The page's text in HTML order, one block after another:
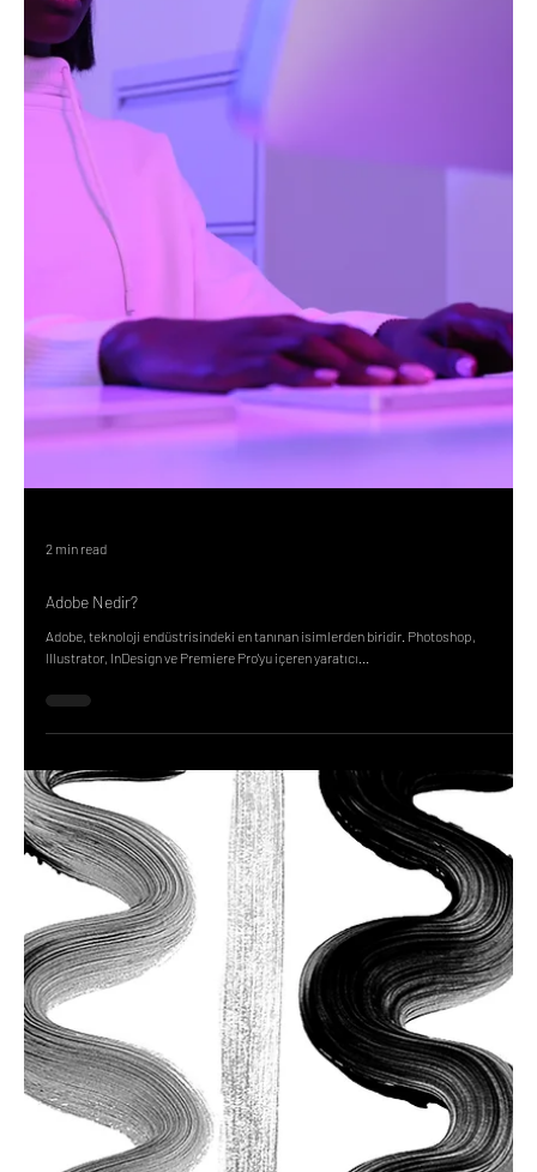
Markalaşma Nedir?
Markalaşma, büyüklüğü veya sektörü ne olursa olsun başarılı bir işletmenin temel
bir yönüdür. Bir marka, bir şirketin hedef kitlesine...
2 min read
Adobe Nedir?
Adobe, teknoloji endüstrisindeki en tanınan isimlerden biridir. Photoshop,
Illustrator, InDesign ve Premiere Pro'yu içeren yaratıcı...